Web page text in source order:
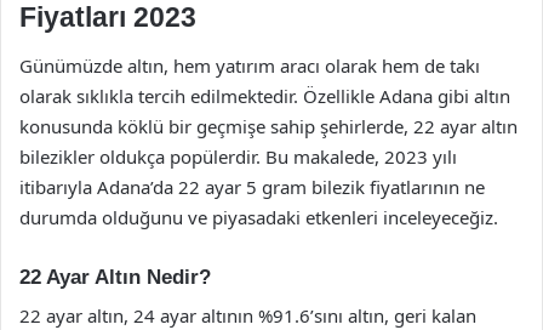
Fiyatları 2023
Günümüzde altın, hem yatırım aracı olarak hem de takı
olarak sıklıkla tercih edilmektedir. Özellikle Adana gibi altın
konusunda köklü bir geçmişe sahip şehirlerde, 22 ayar altın
bilezikler oldukça popülerdir. Bu makalede, 2023 yılı
itibarıyla Adana’da 22 ayar 5 gram bilezik fiyatlarının ne
durumda olduğunu ve piyasadaki etkenleri inceleyeceğiz.
22 Ayar Altın Nedir?
22 ayar altın, 24 ayar altının %91.6’sını altın, geri kalan